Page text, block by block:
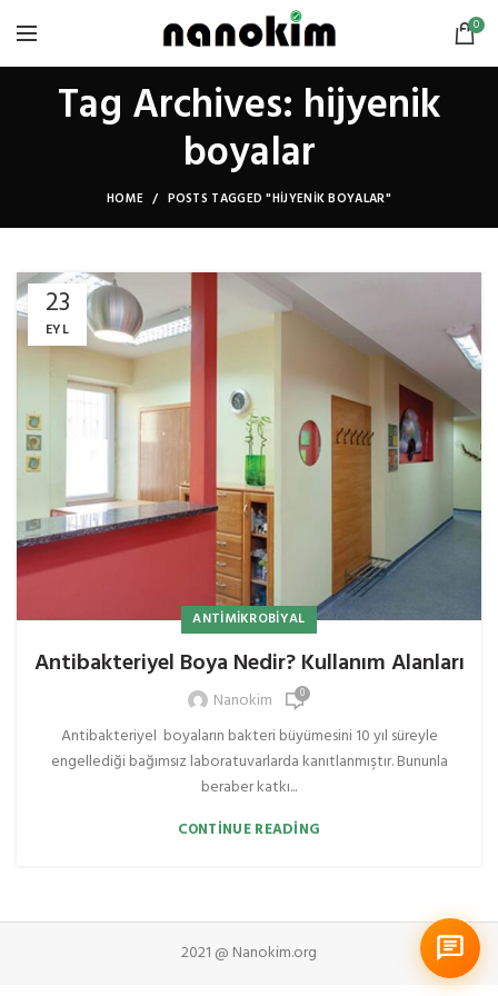
0
Tag Archives: hijyenik
boyalar
HOME POSTS TAGGED "HIJYENIK BOYALAR"
23
EYL
ANTIMIKROBIYAL
Antibakteriyel Boya Nedir? Kullanım Alanları
Nanokim 0
Antibakteriyel boyaların bakteri büyümesini 10 yıl süreyle
engellediği bağımsız laboratuvarlarda kanıtlanmıştır. Bununla
beraber katkı...
CONTINUE READING
2021 @ Nanokim.org